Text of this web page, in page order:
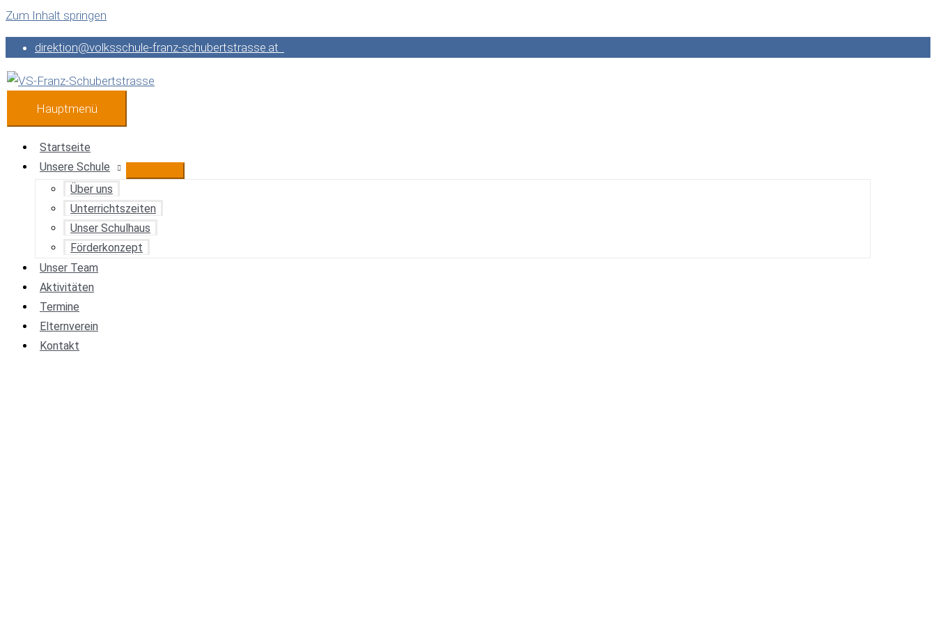
Zum Inhalt springen
direktion@volksschule-franz-schubertstrasse.at
Hauptmenü
Startseite
Unsere Schule
Über uns
Unterrichtszeiten
Unser Schulhaus
Förderkonzept
Unser Team
Aktivitäten
Termine
Elternverein
Kontakt